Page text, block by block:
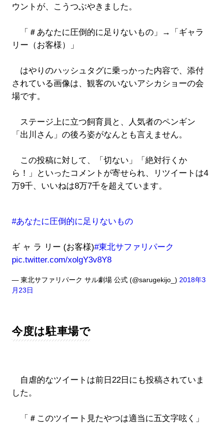
ウントが、こうつぶやきました。
「＃あなたに圧倒的に足りないもの」→「ギャラ
リー（お客様）」
はやりのハッシュタグに乗っかった内容で、添付
されている画像は、観客のいないアシカショーの会
場です。
ステージ上に立つ飼育員と、人気者のペンギン
「出川さん」の後ろ姿がなんとも言えません。
この投稿に対して、「切ない」「絶対行くか
ら！」といったコメントが寄せられ、リツイートは4
万9千、いいねは8万7千を超えています。
#あなたに圧倒的に足りないもの
ギ ャ ラ リー (お客様)#東北サファリパーク
pic.twitter.com/xolgY3v8Y8
— 東北サファリパーク サル劇場 公式 (@sarugekijo_) 2018年3
月23日
今度は駐車場で
自虐的なツイートは前日22日にも投稿されていま
した。
「＃このツイート見たやつは適当に五文字呟く」